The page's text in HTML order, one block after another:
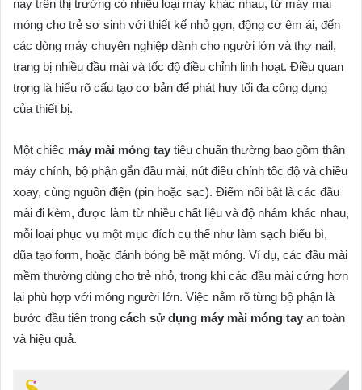
nay trên thị trường có nhiều loại máy khác nhau, từ máy mài
móng cho trẻ sơ sinh với thiết kế nhỏ gọn, động cơ êm ái, đến
các dòng máy chuyên nghiệp dành cho người lớn và thợ nail,
trang bị nhiều đầu mài và tốc độ điều chỉnh linh hoạt. Điều quan
trọng là hiểu rõ cấu tạo cơ bản để phát huy tối đa công dụng
của thiết bị.
Một chiếc máy mài móng tay tiêu chuẩn thường bao gồm thân
máy chính, bộ phận gắn đầu mài, nút điều chỉnh tốc độ và chiều
xoay, cùng nguồn điện (pin hoặc sạc). Điểm nổi bật là các đầu
mài đi kèm, được làm từ nhiều chất liệu và độ nhám khác nhau,
mỗi loại phục vụ một mục đích cụ thể như làm sạch biểu bì,
dũa tạo form, hoặc đánh bóng bề mặt móng. Ví dụ, các đầu mài
mềm thường dùng cho trẻ nhỏ, trong khi các đầu mài cứng hơn
lại phù hợp với móng người lớn. Việc nắm rõ từng bộ phận là
bước đầu tiên trong cách sử dụng máy mài móng tay an toàn
và hiệu quả.